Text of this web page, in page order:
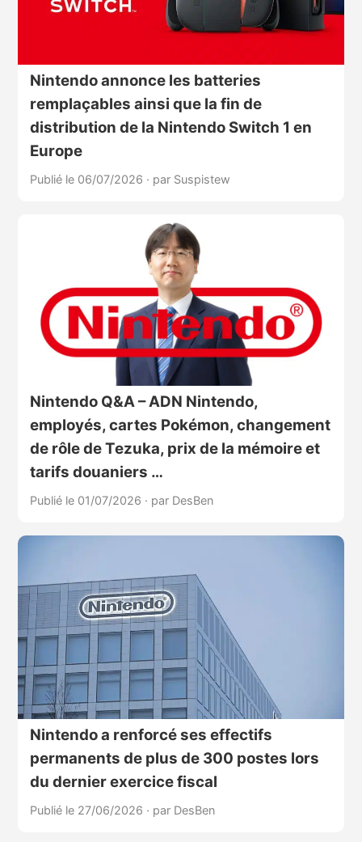
Nintendo annonce les batteries
remplaçables ainsi que la fin de
distribution de la Nintendo Switch 1 en
Europe
Publié le 06/07/2026 · par Suspistew
Nintendo Q&A – ADN Nintendo,
employés, cartes Pokémon, changement
de rôle de Tezuka, prix de la mémoire et
tarifs douaniers …
Publié le 01/07/2026 · par DesBen
Nintendo a renforcé ses effectifs
permanents de plus de 300 postes lors
du dernier exercice fiscal
Publié le 27/06/2026 · par DesBen